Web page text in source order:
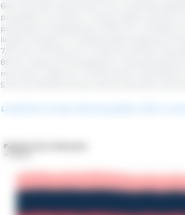
600 zwierząt mniej niż pół roku wcześniej.
przypadku tuczników o żywej wadze od 50 do
populacja zmniejszyła się o 8,1% lub o 422 800,
liczba tuczników w wyższej klasie wagowej 110
7,1% lub o 90 500, do 1,4 miliona zwierząt.
80 do mniej niż 110 kilogramów utrzymywała się
mln sztuk (-0,6% lub -27 300 sztuk). Populacje
5,7% lub 418 300 do 6,9 miliona zwierząt w
Liczba ferm trzody chlewnej spadła o 39,1% w